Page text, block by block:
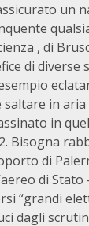
un
, di
di diverse
saltare in aria
in
Bisogna
di
di
“grandi
dagli